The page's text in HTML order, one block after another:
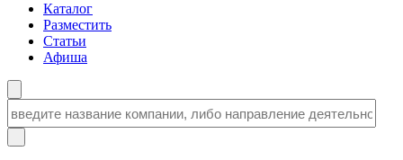
Каталог
Разместить
Статьи
Афиша